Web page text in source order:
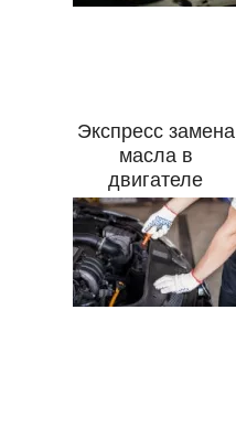
Экспресс замена
масла в
двигателе